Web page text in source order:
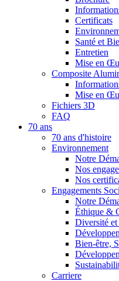
Certificats
Santé et
Entretien
Mise en
Composite
Mise en
Fichiers 3D
FAQ
70 ans
70 ans d'histoire
Environnement
Notre
Nos
Nos
Engagements
Notre
Éthique &
Diversité
Bien-être,
Carriere